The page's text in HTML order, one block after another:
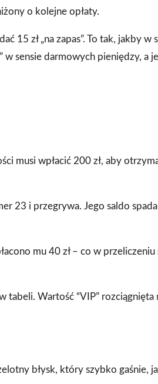
o kolejne opłaty.
15 zł „na zapas”. To tak, jakby w
w sensie darmowych pieniędzy, a
musi wpłacić 200 zł, aby
23 i przegrywa. Jego saldo
mu 40 zł – co w przeliczeniu
Wartość “VIP” rozciągnięta
błysk, który szybko gaśnie,